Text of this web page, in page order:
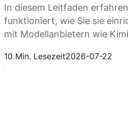
In diesem Leitfaden
funktioniert, wie Sie sie
mit Modellanbietern wie
10 Min. Lesezeit2026-07-22